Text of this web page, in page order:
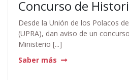
Concurso de
Desde la Unión de los Polacos
(UPRA), dan aviso de un
Ministerio [...]
Saber más